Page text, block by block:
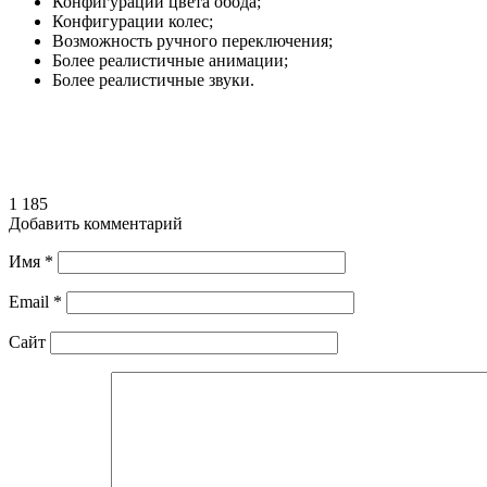
Конфигурации колес;
Возможность ручного переключения;
Более реалистичные анимации;
Более реалистичные звуки.
1 185
Добавить комментарий
Имя *
Email *
Сайт